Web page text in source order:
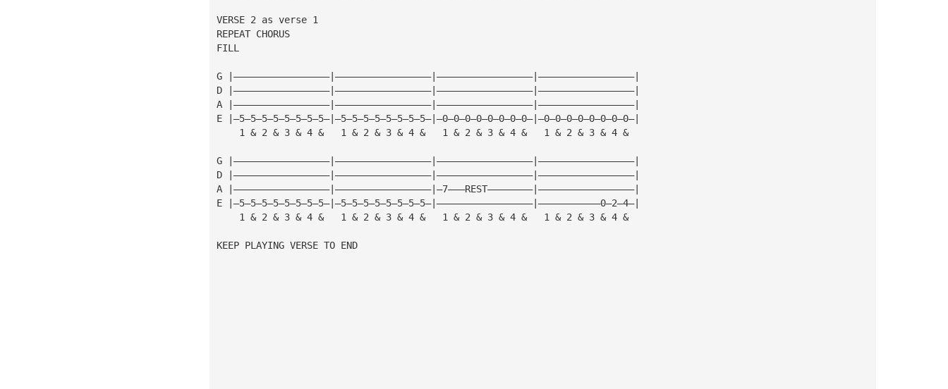
VERSE 2 as verse 1
REPEAT CHORUS
FILL
G |—————————————————|—————————————————|—————————————————|—————————————————|
D |—————————————————|—————————————————|—————————————————|—————————————————|
A |—————————————————|—————————————————|—————————————————|—————————————————|
E |—5—5—5—5—5—5—5—5—|—5—5—5—5—5—5—5—5—|—0—0—0—0—0—0—0—0—|—0—0—0—0—0—0—0—0—|
    1 & 2 & 3 & 4 &   1 & 2 & 3 & 4 &   1 & 2 & 3 & 4 &   1 & 2 & 3 & 4 &
G |—————————————————|—————————————————|—————————————————|—————————————————|
D |—————————————————|—————————————————|—————————————————|—————————————————|
A |—————————————————|—————————————————|—7———REST————————|—————————————————|
E |—5—5—5—5—5—5—5—5—|—5—5—5—5—5—5—5—5—|—————————————————|———————————0—2—4—|
    1 & 2 & 3 & 4 &   1 & 2 & 3 & 4 &   1 & 2 & 3 & 4 &   1 & 2 & 3 & 4 &
KEEP PLAYING VERSE TO END